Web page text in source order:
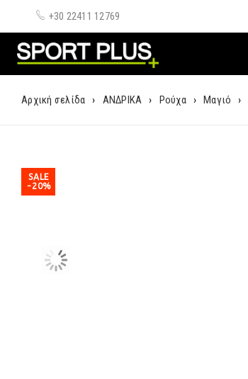
+30 22411 12769
Αρχική σελίδα › ΑΝΔΡΙΚΑ › Ρούχα › Μαγιό ›
SALE
-20%